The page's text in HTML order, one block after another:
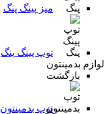
میز پینگ پنگ
توپ پینگ پنگ
لوازم بدمینتون
بازگشت
توپ بدمینتون